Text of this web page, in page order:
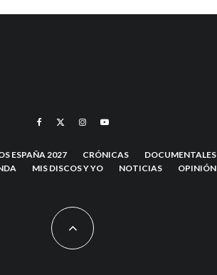
ESPAÑA 2027 CRÓNICAS DOCUMENTALES
MIS DISCOS Y YO NOTICIAS OPINIÓN